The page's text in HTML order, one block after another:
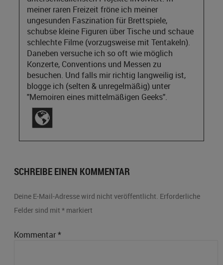
meiner raren Freizeit fröne ich meiner
ungesunden Faszination für Brettspiele,
schubse kleine Figuren über Tische und schaue
schlechte Filme (vorzugsweise mit Tentakeln).
Daneben versuche ich so oft wie möglich
Konzerte, Conventions und Messen zu
besuchen. Und falls mir richtig langweilig ist,
blogge ich (selten & unregelmäßig) unter
"Memoiren eines mittelmäßigen Geeks".
SCHREIBE EINEN KOMMENTAR
Deine E-Mail-Adresse wird nicht veröffentlicht. Erforderliche
Felder sind mit *markiert
Kommentar*